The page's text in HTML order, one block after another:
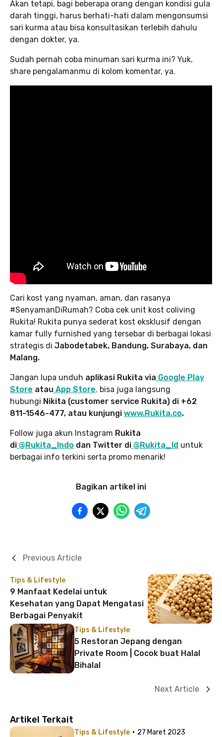
Akan tetapi, bagi beberapa orang dengan kondisi gula
darah tinggi, harus berhati-hati dalam mengonsumsi
sari kurma atau bisa konsultasikan terlebih dahulu
dengan dokter, ya.
Sudah pernah coba minuman sari kurma ini? Yuk,
share pengalamanmu di kolom komentar, ya.
Cari kost yang nyaman, aman, dan rasanya
#SenyamanDiRumah? Coba cek unit kost coliving
Rukita! Rukita punya sederat kost eksklusif dengan
kamar fully furnished yang tersebar di berbagai lokasi
strategis di Jabodetabek, Bandung, Surabaya, dan
Malang.
Jangan lupa unduh aplikasi Rukita via Google Play
Store atau App Store, bisa juga langsung
hubungi Nikita (customer service Rukita) di +62
811-1546-477, atau kunjungi www.Rukita.co.
Follow juga akun Instagram Rukita
di @Rukita_Indo dan Twitter di @Rukita_Id untuk
berbagai info terkini serta promo menarik!
Bagikan artikel ini
Tips & Lifestyle
9 Manfaat Kedelai untuk
Kesehatan yang Dapat Mengatasi
Berbagai Penyakit
Previous Article
Tips & Lifestyle
5 Restoran Jepang dengan
Private Room | Cocok buat Halal
Bihalal
Next Article
Artikel Terkait
Tips & Lifestyle · 27 Maret 2023